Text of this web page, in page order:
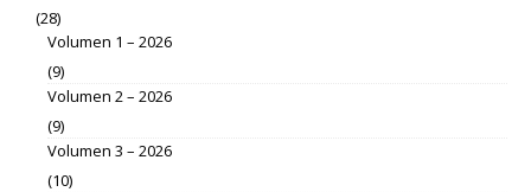
(28)
Volumen 1 – 2026
(9)
Volumen 2 – 2026
(9)
Volumen 3 – 2026
(10)